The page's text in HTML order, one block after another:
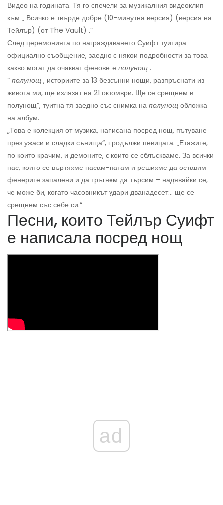
Видео на годината. Тя го спечели за музикалния видеоклип
към „ Всичко е твърде добре (10-минутна версия) (версия на
Тейлър) (от The Vault) .”
След церемонията по награждаването Суифт туитира
официално съобщение, заедно с някои подробности за това
какво могат да очакват феновете полунощ .
“ полунощ , историите за 13 безсънни нощи, разпръснати из
живота ми, ще излязат на 21 октомври. Ще се срещнем в
полунощ“, туитна тя заедно със снимка на полунощ обложка
на албум.
„Това е колекция от музика, написана посред нощ, пътуване
през ужаси и сладки сънища“, продължи певицата. „Етажите,
по които крачим, и демоните, с които се сблъскваме. За всички
нас, които се въртяхме насам-натам и решихме да оставим
фенерите запалени и да тръгнем да търсим – надявайки се,
че може би, когато часовникът удари дванадесет… ще се
срещнем със себе си.“
Песни, които Тейлър Суифт
е написала посред нощ
ad